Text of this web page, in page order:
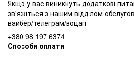
Якщо у вас виникнуть додаткові
зв'яжіться з нашим відділом
вайбер/телеграм/воцап
+380 98 197 6374
Способи оплати